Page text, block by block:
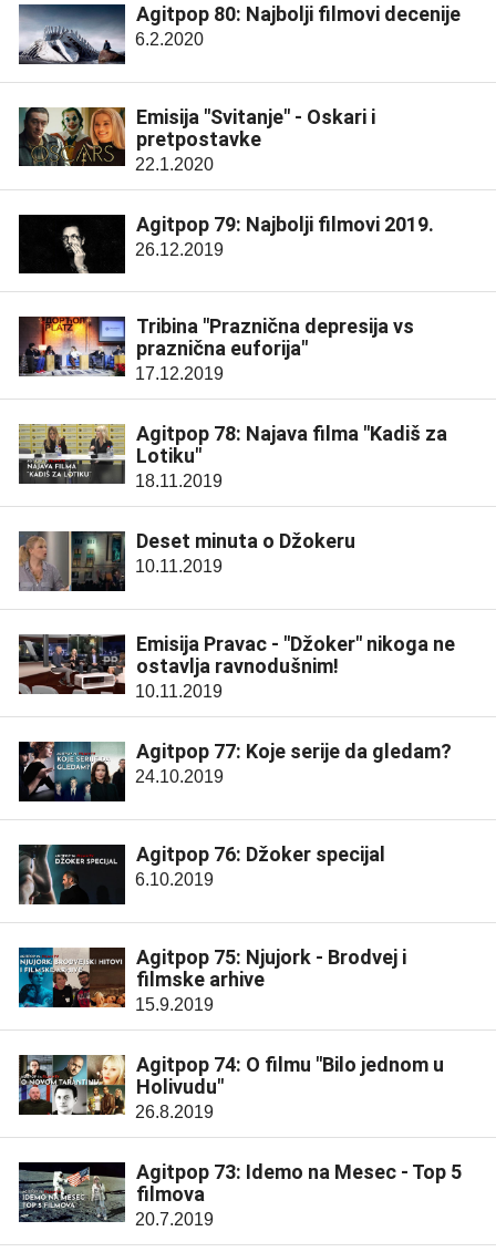
Agitpop 80: Najbolji filmovi decenije
6.2.2020
Emisija "Svitanje" - Oskari i
pretpostavke
22.1.2020
Agitpop 79: Najbolji filmovi 2019.
26.12.2019
Tribina "Praznična depresija vs
praznična euforija"
17.12.2019
Agitpop 78: Najava filma "Kadiš za
Lotiku"
18.11.2019
Deset minuta o Džokeru
10.11.2019
Emisija Pravac - "Džoker" nikoga ne
ostavlja ravnodušnim!
10.11.2019
Agitpop 77: Koje serije da gledam?
24.10.2019
Agitpop 76: Džoker specijal
6.10.2019
Agitpop 75: Njujork - Brodvej i
filmske arhive
15.9.2019
Agitpop 74: O filmu "Bilo jednom u
Holivudu"
26.8.2019
Agitpop 73: Idemo na Mesec - Top 5
filmova
20.7.2019